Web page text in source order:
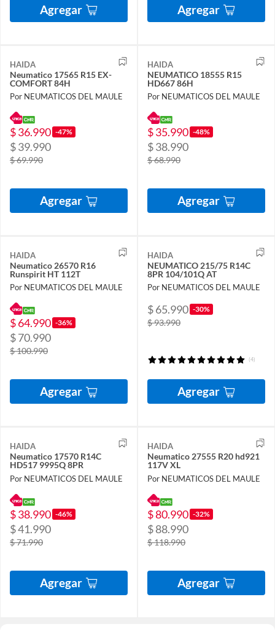
Agregar Agregar
HAIDA
Neumatico 17565 R15 EX-
COMFORT 84H
Por NEUMATICOS DEL MAULE
$ 36.990 -47%
$ 39.990
$ 69.990
Agregar
HAIDA
NEUMATICO 18555 R15
HD667 86H
Por NEUMATICOS DEL MAULE
$ 35.990 -48%
$ 38.990
$ 68.990
Agregar
HAIDA
Neumatico 26570 R16
Runspirit HT 112T
Por NEUMATICOS DEL MAULE
$ 64.990 -36%
$ 70.990
$ 100.990
Agregar
HAIDA
NEUMATICO 215/75 R14C
8PR 104/101Q AT
Por NEUMATICOS DEL MAULE
$ 65.990 -30%
$ 93.990
(4)
Agregar
HAIDA
Neumatico 17570 R14C
HD517 9995Q 8PR
Por NEUMATICOS DEL MAULE
$ 38.990 -46%
$ 41.990
$ 71.990
Agregar
HAIDA
Neumatico 27555 R20 hd921
117V XL
Por NEUMATICOS DEL MAULE
$ 80.990 -32%
$ 88.990
$ 118.990
Agregar